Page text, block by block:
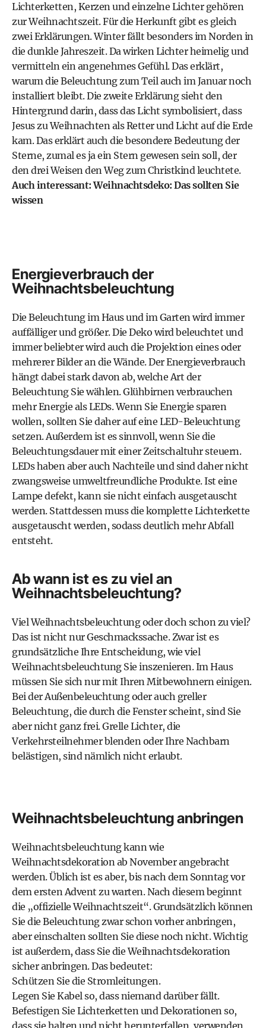
Lichterketten, Kerzen und einzelne Lichter gehören
zur Weihnachtszeit. Für die Herkunft gibt es gleich
zwei Erklärungen. Winter fällt besonders im Norden in
die dunkle Jahreszeit. Da wirken Lichter heimelig und
vermitteln ein angenehmes Gefühl. Das erklärt,
warum die Beleuchtung zum Teil auch im Januar noch
installiert bleibt. Die zweite Erklärung sieht den
Hintergrund darin, dass das Licht symbolisiert, dass
Jesus zu Weihnachten als Retter und Licht auf die Erde
kam. Das erklärt auch die besondere Bedeutung der
Sterne, zumal es ja ein Stern gewesen sein soll, der
den drei Weisen den Weg zum Christkind leuchtete.
Auch interessant: Weihnachtsdeko: Das sollten Sie
wissen
Energieverbrauch der
Weihnachtsbeleuchtung
Die Beleuchtung im Haus und im Garten wird immer
auffälliger und größer. Die Deko wird beleuchtet und
immer beliebter wird auch die Projektion eines oder
mehrerer Bilder an die Wände. Der Energieverbrauch
hängt dabei stark davon ab, welche Art der
Beleuchtung Sie wählen. Glühbirnen verbrauchen
mehr Energie als LEDs. Wenn Sie Energie sparen
wollen, sollten Sie daher auf eine LED-Beleuchtung
setzen. Außerdem ist es sinnvoll, wenn Sie die
Beleuchtungsdauer mit einer Zeitschaltuhr steuern.
LEDs haben aber auch Nachteile und sind daher nicht
zwangsweise umweltfreundliche Produkte. Ist eine
Lampe defekt, kann sie nicht einfach ausgetauscht
werden. Stattdessen muss die komplette Lichterkette
ausgetauscht werden, sodass deutlich mehr Abfall
entsteht.
Ab wann ist es zu viel an
Weihnachtsbeleuchtung?
Viel Weihnachtsbeleuchtung oder doch schon zu viel?
Das ist nicht nur Geschmackssache. Zwar ist es
grundsätzliche Ihre Entscheidung, wie viel
Weihnachtsbeleuchtung Sie inszenieren. Im Haus
müssen Sie sich nur mit Ihren Mitbewohnern einigen.
Bei der Außenbeleuchtung oder auch greller
Beleuchtung, die durch die Fenster scheint, sind Sie
aber nicht ganz frei. Grelle Lichter, die
Verkehrsteilnehmer blenden oder Ihre Nachbarn
belästigen, sind nämlich nicht erlaubt.
Weihnachtsbeleuchtung anbringen
Weihnachtsbeleuchtung kann wie
Weihnachtsdekoration ab November angebracht
werden. Üblich ist es aber, bis nach dem Sonntag vor
dem ersten Advent zu warten. Nach diesem beginnt
die „offizielle Weihnachtszeit“. Grundsätzlich können
Sie die Beleuchtung zwar schon vorher anbringen,
aber einschalten sollten Sie diese noch nicht. Wichtig
ist außerdem, dass Sie die Weihnachtsdekoration
sicher anbringen. Das bedeutet:
Schützen Sie die Stromleitungen.
Legen Sie Kabel so, dass niemand darüber fällt.
Befestigen Sie Lichterketten und Dekorationen so,
dass sie halten und nicht herunterfallen, verwenden